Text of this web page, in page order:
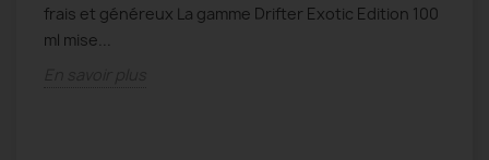
frais et généreux La gamme Drifter Exotic Edition 100
ml mise...